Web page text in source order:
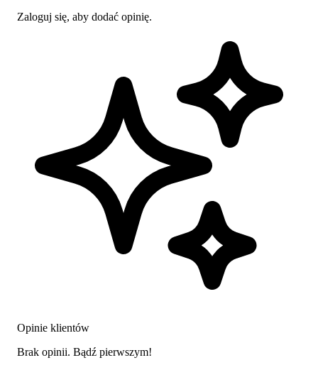
Zaloguj się, aby dodać opinię.
Opinie klientów
Brak opinii. Bądź pierwszym!